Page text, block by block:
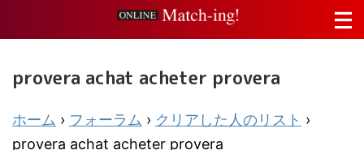
provera achat acheter provera
ホーム › フォーラム › クリアした人のリスト ›
provera achat acheter provera